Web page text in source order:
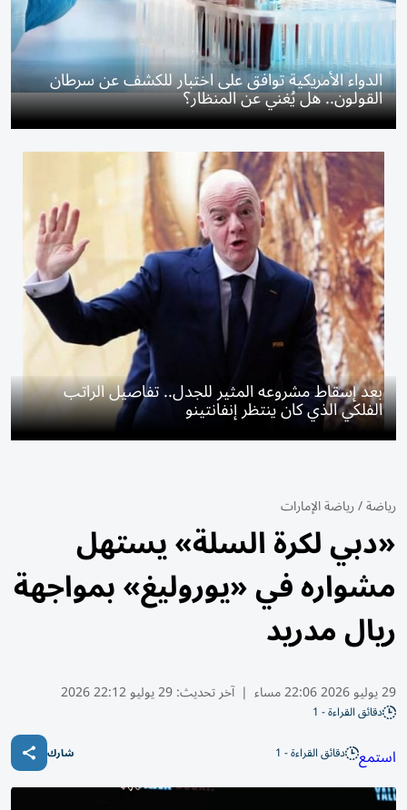
الدواء الأمريكية توافق على اختبار للكشف عن سرطان
القولون.. هل يُغني عن المنظار؟
بعد إسقاط مشروعه المثير للجدل.. تفاصيل الراتب
الفلكي الذي كان ينتظر إنفانتينو
رياضة/رياضة الإمارات
«دبي لكرة السلة» يستهل
مشواره في «يوروليغ» بمواجهة
ريال مدريد
29 يوليو 2026 22:06 مساء | آخر تحديث:29 يوليو 22:12 2026
دقائق القراءة - 1
استمع دقائق القراءة - 1 شارك